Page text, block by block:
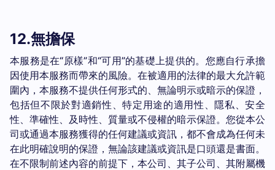
12.無擔保
本服務是在“原樣”和“可用”的基礎上提供的。您應自行承擔
因使用本服務而帶來的風險。在被適用的法律的最大允許範
圍內，本服務不提供任何形式的、無論明示或暗示的保證，
包括但不限於對適銷性、特定用途的適用性、隱私、安全
性、準確性、及時性、質量或不侵權的暗示保證。您從本公
司或通過本服務獲得的任何建議或資訊，都不會成為任何未
在此明確說明的保證，無論該建議或資訊是口頭還是書面。
在不限制前述內容的前提下，本公司、其子公司、其附屬機